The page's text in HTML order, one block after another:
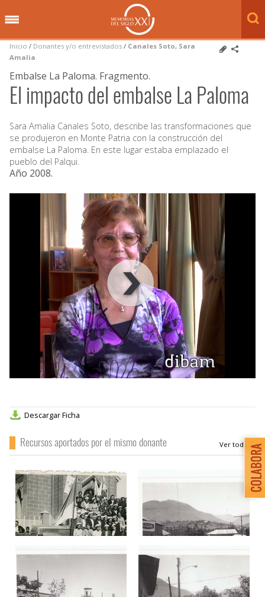
Inicio / Donantes y/o entrevistados / Canales Soto, Sara
Amalia
Embalse La Paloma. Fragmento.
El impacto del embalse La Paloma
Sara Amalia Canales Soto, describe las transformaciones que
se produjeron en Monte Patria con la construcción del
embalse La Paloma. En este lugar estaba emplazado el
pueblo del Palqui.
Año 2008.
00:00:00|00:00 00
Descargar Ficha
Recursos aportados por el mismo donante